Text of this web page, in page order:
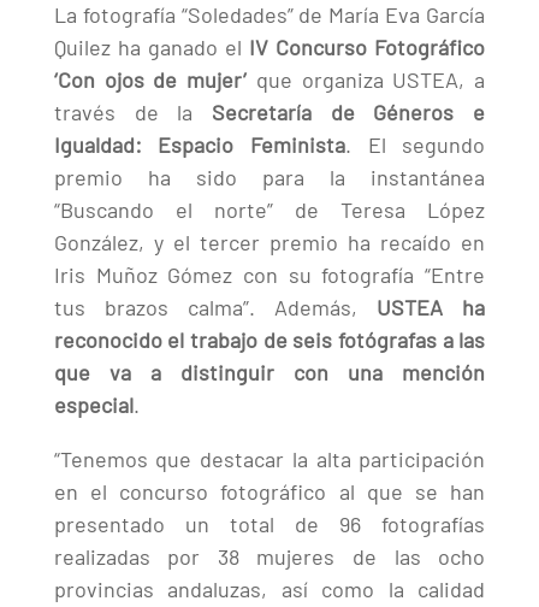
La fotografía “Soledades” de María Eva García
Quilez ha ganado el IV Concurso Fotográfico
‘Con ojos de mujer’ que organiza USTEA, a
través de la Secretaría de Géneros e
Igualdad: Espacio Feminista. El segundo
premio ha sido para la instantánea
“Buscando el norte” de Teresa López
González, y el tercer premio ha recaído en
Iris Muñoz Gómez con su fotografía “Entre
tus brazos calma”. Además, USTEA ha
reconocido el trabajo de seis fotógrafas a las
que va a distinguir con una mención
especial.
“Tenemos que destacar la alta participación
en el concurso fotográfico al que se han
presentado un total de 96 fotografías
realizadas por 38 mujeres de las ocho
provincias andaluzas, así como la calidad